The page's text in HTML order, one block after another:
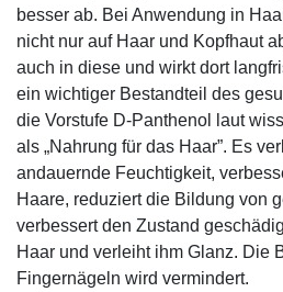
besser ab. Bei Anwendung in
nicht nur auf Haar und Kopfhaut
auch in diese und wirkt dort
ein wichtiger Bestandteil des
die Vorstufe D-Panthenol laut
als „Nahrung für das Haar”. Es
andauernde Feuchtigkeit,
Haare, reduziert die Bildung von
verbessert den Zustand
Haar und verleiht ihm Glanz. Die
Fingernägeln wird vermindert.